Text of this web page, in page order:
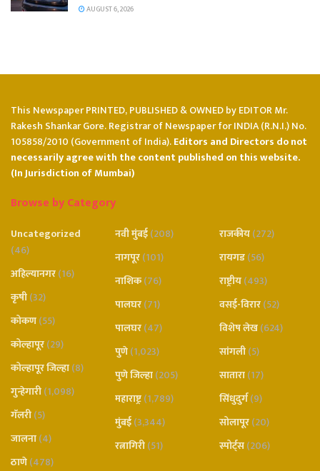
AUGUST 6, 2026
This Newspaper PRINTED, PUBLISHED & OWNED by EDITOR Mr.
Rakesh Shankar Gore. Registrar of Newspaper for INDIA (R.N.I.) No.
105858/2010 (Government of India).Editors and Directors do not
necessarily agree with the content published on this website.
(In Jurisdiction of Mumbai)
Browse by Category
Uncategorized
(46)
अहिल्यानगर(16)
कृषी(32)
कोकण(55)
कोल्हापूर(29)
कोल्हापूर जिल्हा(8)
गुन्हेगारी(1,098)
गॅलरी(5)
जालना(4)
ठाणे(478)
नवी मुंबई(208)
नागपूर(101)
नाशिक(76)
पालघर(71)
पालघर(47)
पुणे(1,023)
पुणे जिल्हा(205)
महाराष्ट्र(1,789)
मुंबई(3,344)
रत्नागिरी(51)
राजकीय(272)
रायगड(56)
राष्ट्रीय(493)
वसई-विरार(52)
विशेष लेख(624)
सांगली(5)
सातारा(17)
सिंधुदुर्ग(9)
सोलापूर(20)
स्पोर्ट्स(206)